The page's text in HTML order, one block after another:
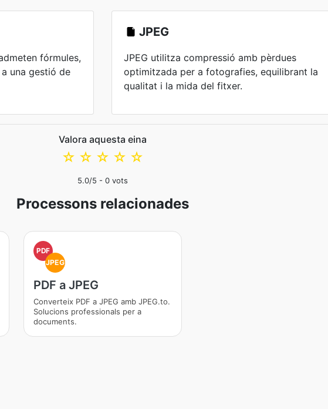
fórmules,
una gestió de
JPEG
JPEG utilitza compressió amb pèrdues
optimitzada per a fotografies, equilibrant la
qualitat i la mida del fitxer.
Valora aquesta eina
☆
☆
☆
☆
☆
5.0/5 - 0 vots
Processons relacionades
PDF
JPEG
PDF a JPEG
Converteix PDF a JPEG amb JPEG.to.
Solucions professionals per a
documents.